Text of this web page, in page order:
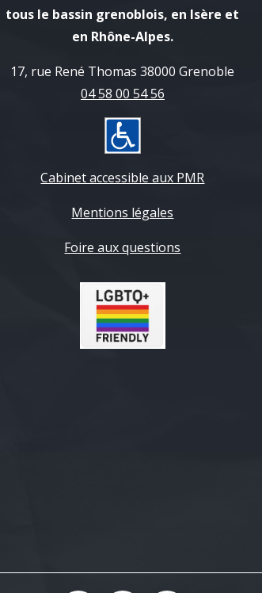
tous le bassin grenoblois, en Isère et
en Rhône-Alpes.
17, rue René Thomas 38000 Grenoble
04 58 00 54 56
Cabinet accessible aux PMR
Mentions légales
Foire aux questions